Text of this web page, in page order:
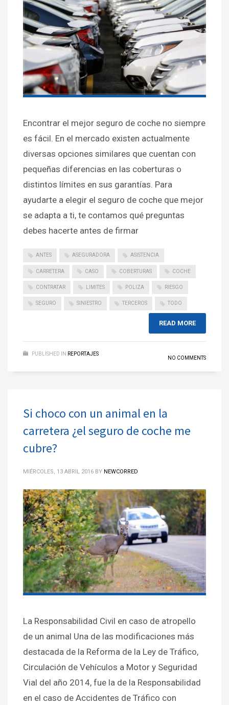
Encontrar el mejor seguro de coche no siempre
es fácil. En el mercado existen actualmente
diversas opciones similares que cuentan con
pequeñas diferencias en las coberturas o
distintos límites en sus garantías. Para
ayudarte a elegir el seguro de coche que mejor
se adapta a ti, te contamos qué preguntas
debes hacerte antes de firmar
ANTES ASEGURADORA ASISTENCIA
CARRETERA CASO COBERTURAS COCHE
CONTRATAR LIMITES POLIZA RIESGO
SEGURO SINIESTRO TERCEROS TODO
READ MORE
PUBLISHED IN REPORTAJES
NO COMMENTS
Si choco con un animal en la
carretera ¿el seguro de coche me
cubre?
MIÉRCOLES, 13 ABRIL 2016 BY NEWCORRED
La Responsabilidad Civil en caso de atropello
de un animal Una de las modificaciones más
destacada de la Reforma de la Ley de Tráfico,
Circulación de Vehículos a Motor y Seguridad
Vial del año 2014, fue la de la Responsabilidad
en el caso de Accidentes de Tráfico con